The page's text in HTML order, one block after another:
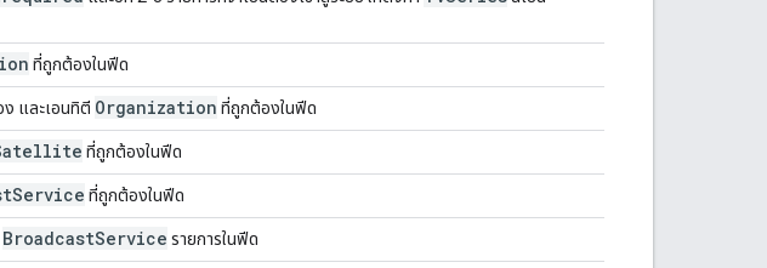
ที่ถูกต้องในฟีด
และเอนทิตี Organization ที่ถูกต้องในฟีด
ที่ถูกต้องในฟีด
Service ที่ถูกต้องในฟีด
BroadcastService รายการในฟีด